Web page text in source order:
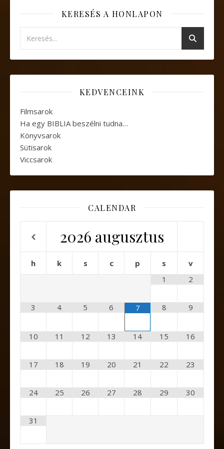
KERESÉS A HONLAPON
KEDVENCEINK
Filmsarok
Ha egy BIBLIA beszélni tudna…
Könyvsarok
Sütisarok
Viccsarok
CALENDAR
2026 augusztus
h k s c p s
v
1
2
3 4 5 6 7 8 9
10 11 12 13 14 15 16
17 18 19 20 21 22 23
24 25 26 27 28 29 30
31